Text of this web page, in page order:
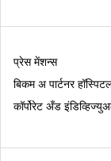
प्रेस मेंशन्स
बिकम अ पार्टनर
कॉर्पोरेट अँड